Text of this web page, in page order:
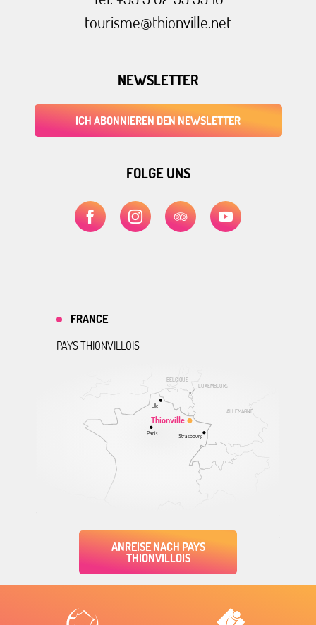
tourisme@thionville.net
NEWSLETTER
ICH ABONNIEREN DEN NEWSLETTER
FOLGE UNS
ALLEMAGNE
BELGIQUE
LUXEMBOURG
Thionville
Lille
Paris Strasbourg
FRANCE
PAYS THIONVILLOIS
ANREISE NACH PAYS
THIONVILLOIS